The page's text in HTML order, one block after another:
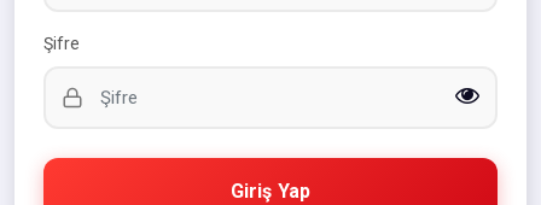
Şifre
Giriş Yap